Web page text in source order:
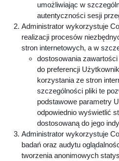
umożliwiając w
autentyczności sesji
Administrator wykorzystuje
realizacji procesów
stron internetowych, a w
dostosowania
do preferencji
korzystania ze stron
szczególności pliki te
podstawowe parametry
odpowiednio wyświetlić
dostosowaną do jego
Administrator wykorzystuje
badań oraz audytu
tworzenia anonimowych